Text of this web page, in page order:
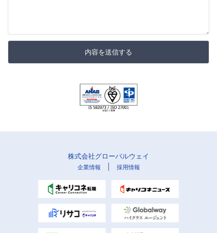
内容を送信する
株式会社グローバルウェイ
企業情報 採用情報